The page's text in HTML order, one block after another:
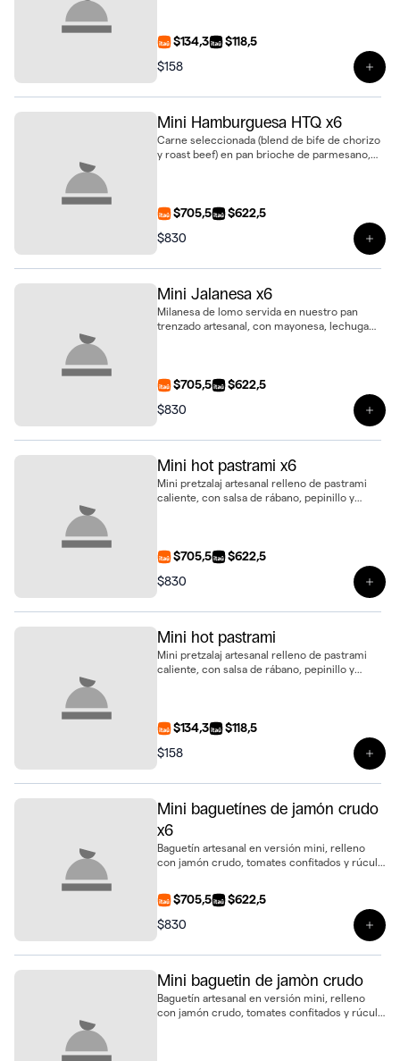
$134,3
$118,5
$158
Ver
Mini Hamburguesa HTQ x6
Carne seleccionada (blend de bife de chorizo
y roast beef) en pan brioche de parmesano,
$705,5
$622,5
$830
Ver
Mini Jalanesa x6
Milanesa de lomo servida en nuestro pan
trenzado artesanal, con mayonesa, lechuga
$705,5
$622,5
$830
Ver
Mini hot pastrami x6
Mini pretzalaj artesanal relleno de pastrami
caliente, con salsa de rábano, pepinillo y
$705,5
$622,5
$830
Mini hot pastrami
Mini pretzalaj artesanal relleno de pastrami
caliente, con salsa de rábano, pepinillo y
$134,3
$118,5
$158
Mini baguetínes de jamón crudo
x6
Baguetín artesanal en versión mini, relleno
con jamón crudo, tomates confitados y rúcula
presentado en bandeja de 6 unidades
$705,5
$622,5
$830
Mini baguetin de jamòn crudo
Baguetín artesanal en versión mini, relleno
con jamón crudo, tomates confitados y rúcula